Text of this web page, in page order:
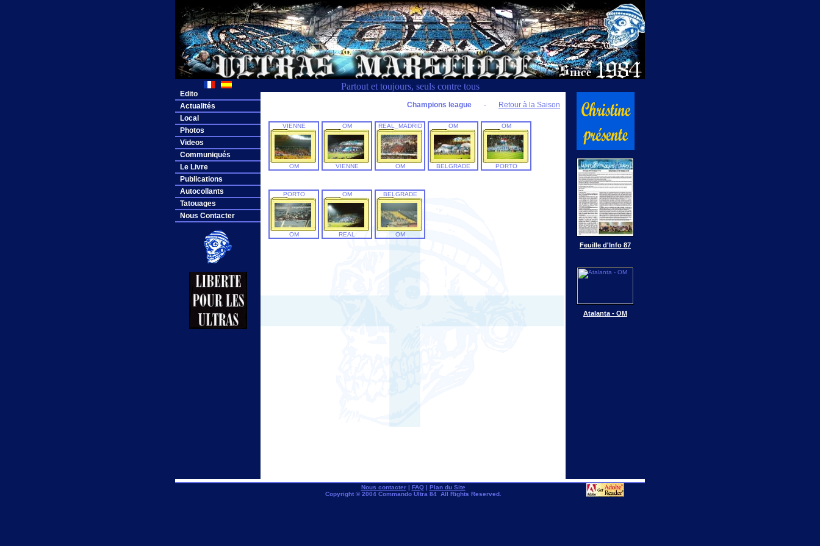
Partout et toujours, seuls contre tous
Edito
Actualités
Local
Photos
Videos
Communiqués
Le Livre
Publications
Autocollants
Tatouages
Nous Contacter
Champions league - Retour à la Saison
VIENNE
OM
OM
VIENNE
REAL_MADRID
OM
OM
BELGRADE
OM
PORTO
PORTO
OM
OM
REAL
BELGRADE
OM
Feuille d'Info 87
Atalanta - OM
Nous contacter| FAQ| Plan du Site
Copyright © 2004 Commando Ultra 84 All Rights Reserved.